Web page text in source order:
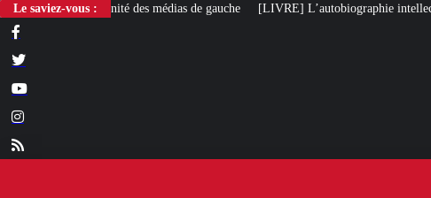
Le saviez-vous : [LIVRE] L’autobiographie intellectuelle de Michel Maffesoli